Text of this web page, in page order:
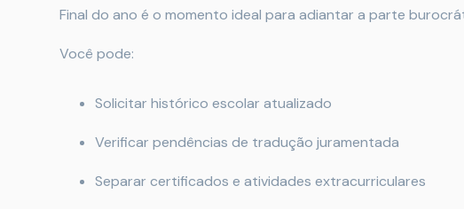
Final do ano é o momento ideal para adiantar a parte
Você pode:
Solicitar histórico escolar atualizado
Verificar pendências de tradução juramentada
Separar certificados e atividades extracurriculares